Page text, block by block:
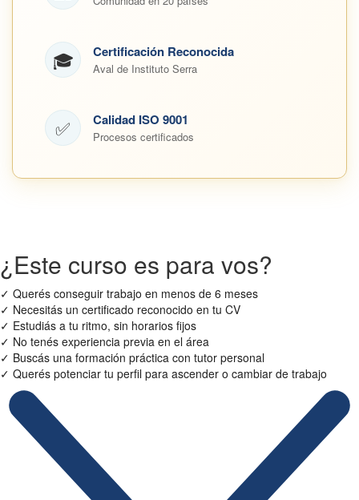
🎓 Certificación Reconocida
Aval de Instituto Serra
✅ Calidad ISO 9001
Procesos certificados
¿Este curso es para vos?
✓ Querés conseguir trabajo en menos de 6 meses
✓ Necesitás un certificado reconocido en tu CV
✓ Estudiás a tu ritmo, sin horarios fijos
✓ No tenés experiencia previa en el área
✓ Buscás una formación práctica con tutor personal
✓ Querés potenciar tu perfil para ascender o cambiar de trabajo